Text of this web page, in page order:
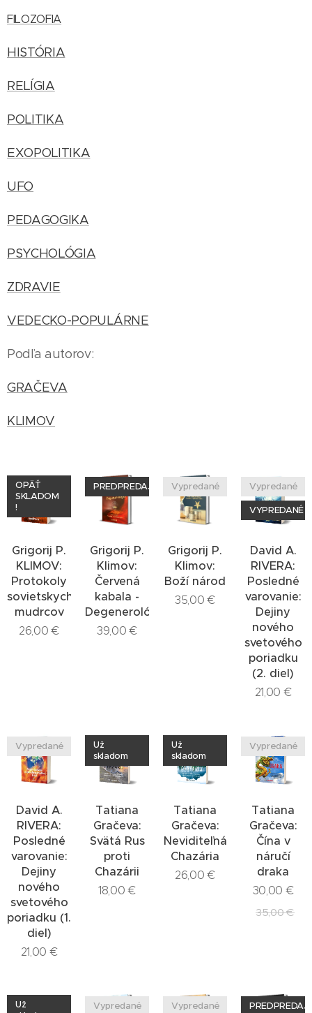
FILOZOFIA
HISTÓRIA
RELÍGIA
POLITIKA
EXOPOLITIKA
UFO
PEDAGOGIKA
PSYCHOLÓGIA
ZDRAVIE
VEDECKO-POPULÁRNE
Podľa autorov:
GRAČEVA
KLIMOV
Grigorij P.
KLIMOV:
Protokoly
sovietskych
mudrcov
OPÄŤ
SKLADOM
!
26,00 €
Grigorij P.
Klimov:
Červená
kabala -
Degenerológia
PREDPREDAJ
39,00 €
Grigorij P.
Klimov:
Boží národ
Vypredané
35,00 €
David A.
RIVERA:
Posledné
varovanie:
Dejiny
nového
svetového
poriadku
(2. diel)
Vypredané
VYPREDANÉ
21,00 €
David A.
RIVERA:
Posledné
varovanie:
Dejiny
nového
svetového
poriadku (1.
diel)
Vypredané
21,00 €
Tatiana
Gračeva:
Svätá Rus
proti
Chazárii
Už
skladom
18,00 €
Tatiana
Gračeva:
Neviditeľná
Chazária
Už
skladom
26,00 €
Tatiana
Gračeva:
Čína v
náručí
draka
Vypredané
30,00 €
35,00€
Už
Vypredané Vypredané PREDPREDAJ